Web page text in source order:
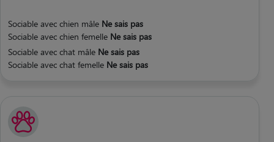
Sociable avec chien mâle Ne sais pas
Sociable avec chien femelle Ne sais pas
Sociable avec chat mâle Ne sais pas
Sociable avec chat femelle Ne sais pas